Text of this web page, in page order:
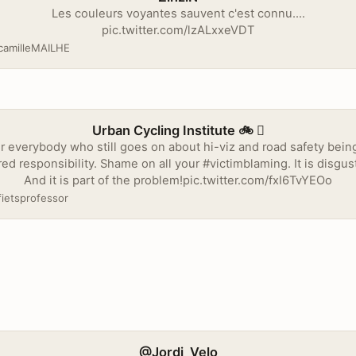
Les couleurs voyantes sauvent c'est connu....
pic.twitter.com/lzALxxeVDT
Urban Cycling Institute 🚲 
everybody who still goes on about hi-viz and road safety
responsibility. Shame on all your #victimblaming. It is
And it is part of the problem!pic.twitter.com/fxI6TvYEOo
@Jordi_Velo